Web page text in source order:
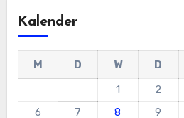
Kalender
M D W D
1
2
6
7 8 9